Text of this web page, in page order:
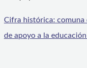
Cifra histórica: comuna
de apoyo a la